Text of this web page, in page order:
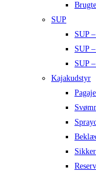
SUP
SUP
SUP
SUP
Kajakudstyr